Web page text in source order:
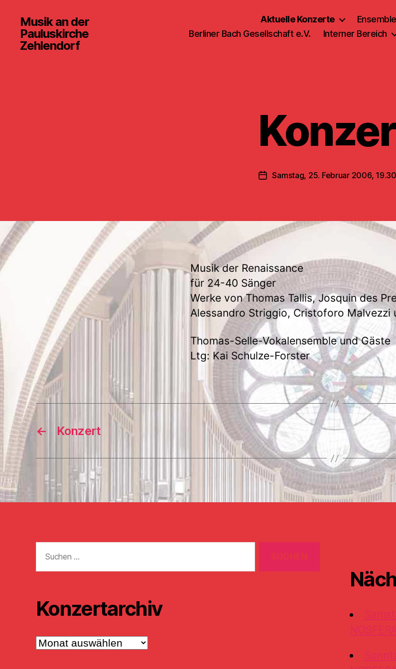
Musik an der
Pauluskirche
Zehlendorf
Aktuelle Konzerte
Berliner Bach Gesellschaft e.V.
Interner Bereich
Veröffentlichungsdatum
Samstag, 25. Februar 2006,
Musik der Renaissance
für 24-40 Sänger
Werke von Thomas Tallis, Josquin des
Alessandro Striggio, Cristoforo Malvezzi
Thomas-Selle-Vokalensemble und Gäste
Ltg: Kai Schulze-Forster
← Konzert
nach:
Konzertarchiv
Konzertarchiv